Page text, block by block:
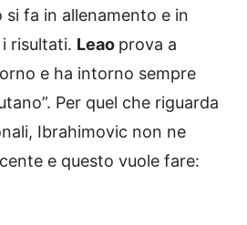
si fa in allenamento e in
risultati. Leao prova a
e ha intorno sempre
Per quel che riguarda
Ibrahimovic non ne
e questo vuole fare: